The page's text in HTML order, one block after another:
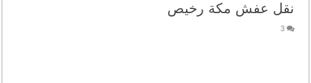
نقل عفش مكة رخيص
3